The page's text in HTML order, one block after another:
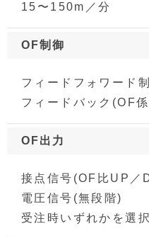
15〜150m／分
OF制御
フィードフォワード
フィードバック(OF
OF出力
接点信号(OF比UP
電圧信号(無段階)
受注時いずれかを選択